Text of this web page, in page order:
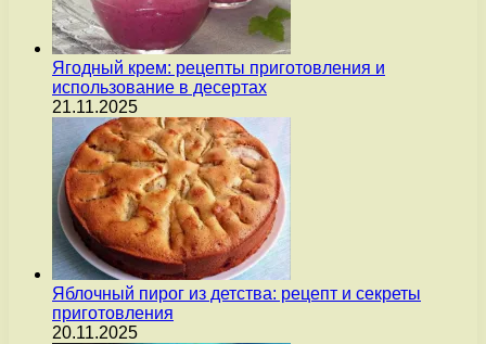
Ягодный крем: рецепты приготовления и
использование в десертах
21.11.2025
Яблочный пирог из детства: рецепт и секреты
приготовления
20.11.2025